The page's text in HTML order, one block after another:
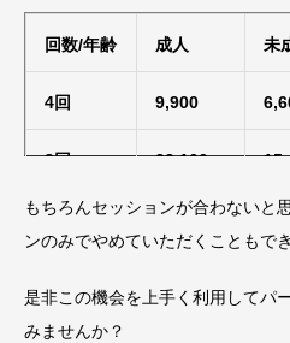
回数/年齢 成人 未
4回 9,900
8回 23,100
12回 33,000
もちろんセッションが合わないと
ンのみでやめていただくこともで
是非この機会を上手く利用してパ
みませんか？